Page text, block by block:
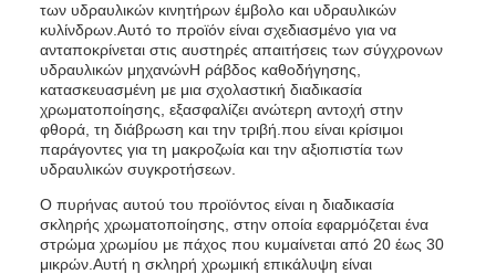
των υδραυλικών κινητήρων έμβολο και υδραυλικών
κυλίνδρων.Αυτό το προϊόν είναι σχεδιασμένο για να
ανταποκρίνεται στις αυστηρές απαιτήσεις των σύγχρονων
υδραυλικών μηχανώνΗ ράβδος καθοδήγησης,
κατασκευασμένη με μια σχολαστική διαδικασία
χρωματοποίησης, εξασφαλίζει ανώτερη αντοχή στην
φθορά, τη διάβρωση και την τριβή.που είναι κρίσιμοι
παράγοντες για τη μακροζωία και την αξιοπιστία των
υδραυλικών συγκροτήσεων.
Ο πυρήνας αυτού του προϊόντος είναι η διαδικασία
σκληρής χρωματοποίησης, στην οποία εφαρμόζεται ένα
στρώμα χρωμίου με πάχος που κυμαίνεται από 20 έως 30
μικρών.Αυτή η σκληρή χρωμική επικάλυψη είναι